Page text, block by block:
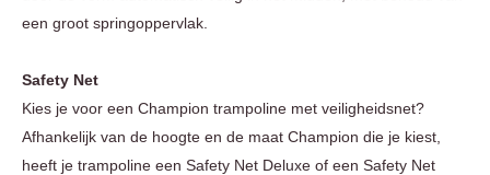
een groot springoppervlak.
Safety Net
Kies je voor een Champion trampoline met veiligheidsnet?
Afhankelijk van de hoogte en de maat Champion die je kiest,
heeft je trampoline een Safety Net Deluxe of een Safety Net